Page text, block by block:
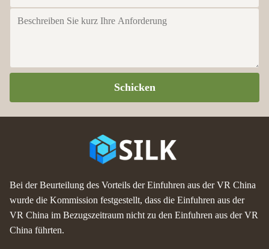
Schicken
Bei der Beurteilung des Vorteils der Einfuhren aus der VR China
wurde die Kommission festgestellt, dass die Einfuhren aus der
VR China im Bezugszeitraum nicht zu den Einfuhren aus der VR
China führten.